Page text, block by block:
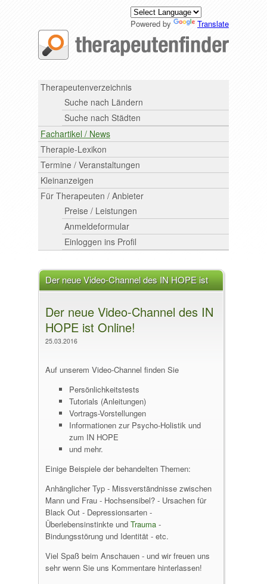
Powered by Translate
Therapeutenverzeichnis
Suche nach Ländern
Suche nach Städten
Fachartikel / News
Therapie-Lexikon
Termine / Veranstaltungen
Kleinanzeigen
Für Therapeuten / Anbieter
Preise / Leistungen
Anmeldeformular
Einloggen ins Profil
Der neue Video-Channel des IN HOPE ist
Online!
Der neue Video-Channel des IN
HOPE ist Online!
25.03.2016
Auf unserem Video-Channel finden Sie
Persönlichkeitstests
Tutorials (Anleitungen)
Vortrags-Vorstellungen
Informationen zur Psycho-Holistik und
zum IN HOPE
und mehr.
Einige Beispiele der behandelten Themen:
Anhänglicher Typ - Missverständnisse zwischen
Mann und Frau - Hochsensibel? - Ursachen für
Black Out - Depressionsarten -
Überlebensinstinkte und Trauma -
Bindungsstörung und Identität - etc.
Viel Spaß beim Anschauen - und wir freuen uns
sehr wenn Sie uns Kommentare hinterlassen!